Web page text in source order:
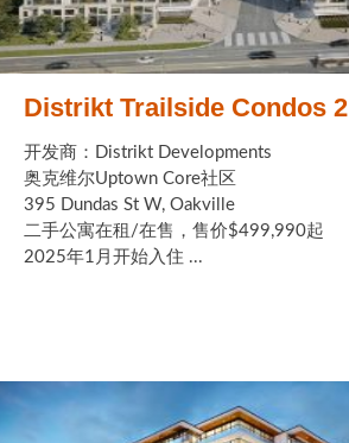
Distrikt Trailside Condos 2
开发商：Distrikt Developments
奥克维尔Uptown Core社区
395 Dundas St W, Oakville
二手公寓在租/在售，售价$499,990起
2025年1月开始入住 ...